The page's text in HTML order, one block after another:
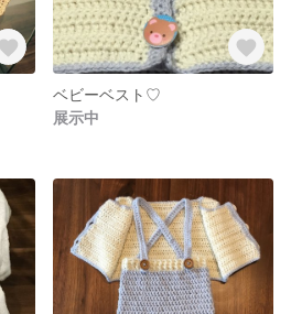
ベビーベスト♡
展示中